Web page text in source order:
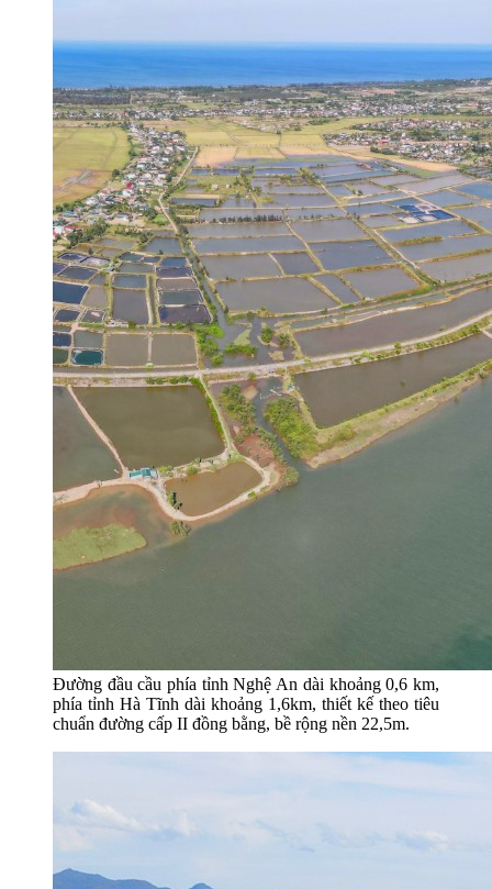
Đường đầu cầu phía tỉnh Nghệ An dài khoảng 0,6 km,
phía tỉnh Hà Tĩnh dài khoảng 1,6km, thiết kế theo tiêu
chuẩn đường cấp II đồng bằng, bề rộng nền 22,5m.